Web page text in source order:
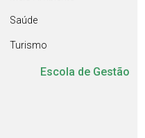
Saúde
Turismo
Escola de Gestão